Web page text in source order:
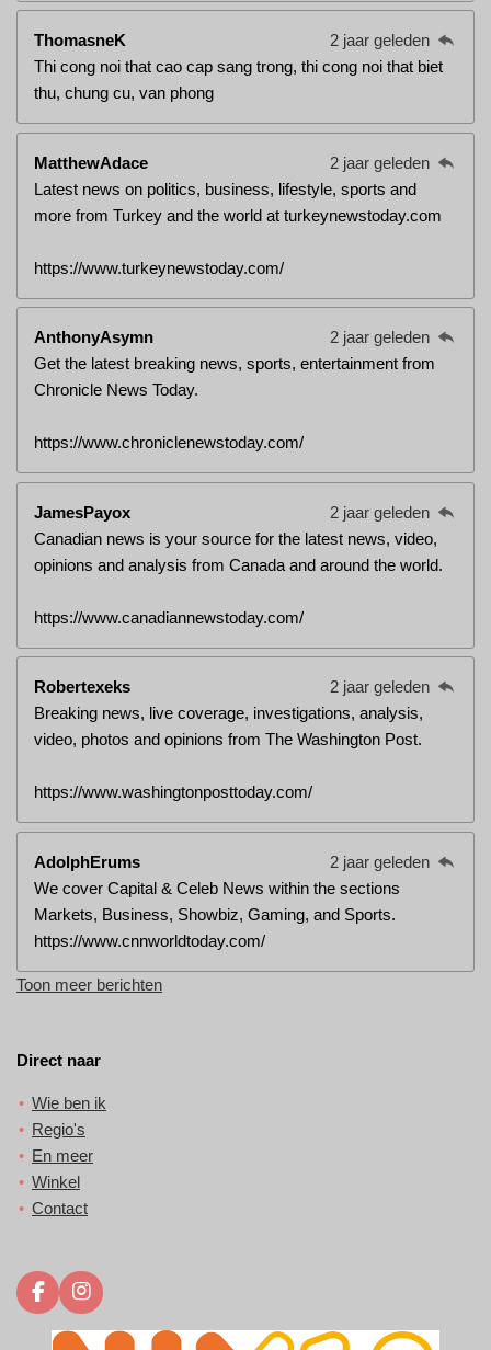
ThomasneK
2 jaar geleden
Thi cong noi that cao cap sang trong, thi cong noi that biet
thu, chung cu, van phong
MatthewAdace
2 jaar geleden
Latest news on politics, business, lifestyle, sports and
more from Turkey and the world at turkeynewstoday.com
https://www.turkeynewstoday.com/
AnthonyAsymn
2 jaar geleden
Get the latest breaking news, sports, entertainment from
Chronicle News Today.
https://www.chroniclenewstoday.com/
JamesPayox
2 jaar geleden
Canadian news is your source for the latest news, video,
opinions and analysis from Canada and around the world.
https://www.canadiannewstoday.com/
Robertexeks
2 jaar geleden
Breaking news, live coverage, investigations, analysis,
video, photos and opinions from The Washington Post.
https://www.washingtonposttoday.com/
AdolphErums
2 jaar geleden
We cover Capital & Celeb News within the sections
Markets, Business, Showbiz, Gaming, and Sports.
https://www.cnnworldtoday.com/
Toon meer berichten
Direct naar
Wie ben ik
Regio's
En meer
Winkel
Contact
F
a
I
n
s